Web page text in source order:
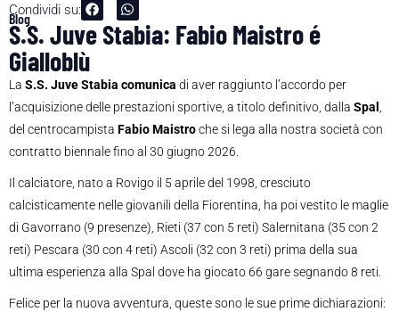
Condividi su:
Blog
S.S. Juve Stabia: Fabio Maistro é
Gialloblù
La S.S. Juve Stabia comunica di aver raggiunto l’accordo per
l’acquisizione delle prestazioni sportive, a titolo definitivo, dalla Spal
del centrocampista Fabio Maistroche si lega alla nostra società con
contratto biennalefino al 30 giugno 2026
Il calciatore, nato a Rovigo il 5 aprile del 1998, cresciuto
calcisticamente nelle giovanili della Fiorentina , ha poi vestito le maglie
di Gavorrano (9 presenze) Rieti (37 con 5 reti) Salernitana (35 con 2
reti) Pescara (30 con 4 reti) Ascoli (32 con 3 reti) prima della sua
ultima esperienza alla Spal dove ha giocato 66 gare segnando 8 reti
Felice per la nuova avventura, queste sono le sue prime dichiarazioni: